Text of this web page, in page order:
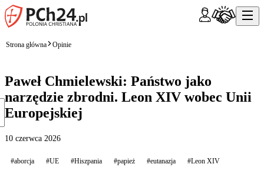
Strona główna Opinie
Paweł Chmielewski: Państwo jako
narzędzie zbrodni. Leon XIV wobec Unii
Europejskiej
10 czerwca 2026
#aborcja #UE #Hiszpania #papież #eutanazja #Leon XIV